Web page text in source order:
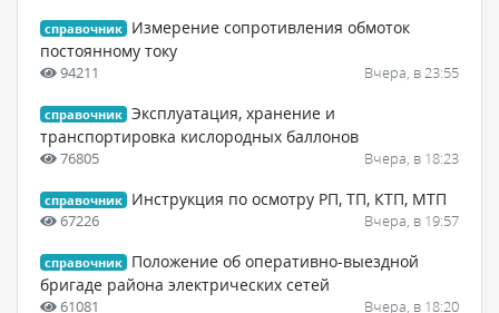
справочник
Измерение сопротивления обмоток
постоянному току
94211 Вчера, в 23:55
справочник Эксплуатация, хранение и
транспортировка кислородных баллонов
76805 Вчера, в 18:23
справочник Инструкция по осмотру РП, ТП, КТП, МТП
67226 Вчера, в 19:57
справочник
Положение об оперативно-выездной
бригаде района электрических сетей
61081 Вчера, в 18:20